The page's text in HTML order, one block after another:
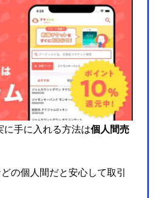
に手に入れる方法は個人間売
の個人間だと安心して取引